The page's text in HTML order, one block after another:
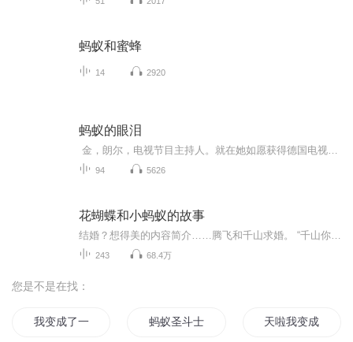
蚂蚁和蜜蜂
14 2920
蚂蚁的眼泪
94 5626
花蝴蝶和小蚂蚁的故事
243 68.4万
您是不是在找：
我变成了一只小蚂蚁 蚂蚁圣斗士 天啦我变成了蚂蚁